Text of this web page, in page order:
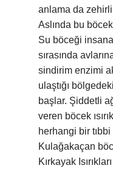
anlama da zehirli
Aslında bu
Su böceği insana
sırasında
sindirim enzimi
ulaştığı
başlar. Şiddetli
veren böcek
herhangi bir
Kulağakaçan
Kırkayak